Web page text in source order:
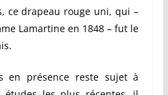
ce drapeau rouge uni, qui –
Lamartine en 1848 – fut le
en présence reste sujet à